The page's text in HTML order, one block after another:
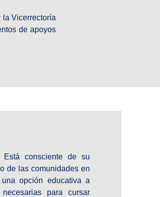
Vicerrectoría
de apoyos
Está consciente de su
de las comunidades en
opción educativa a
para cursar